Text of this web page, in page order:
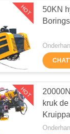
HOT
50KN
HOT
kruk